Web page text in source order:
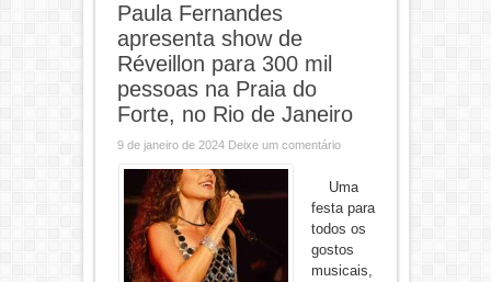
Paula Fernandes
apresenta show de
Réveillon para 300 mil
pessoas na Praia do
Forte, no Rio de Janeiro
9 de janeiro de 2024 Deixe um comentário
Uma
festa para
todos os
gostos
musicais,